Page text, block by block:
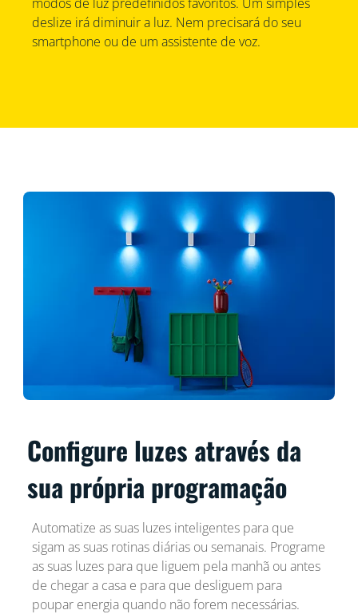
deslize irá diminuir a luz. Nem precisará do seu
smartphone ou de um assistente de voz.
Configure luzes através da
sua própria programação
Automatize as suas luzes inteligentes para que
sigam as suas rotinas diárias ou semanais. Programe
as suas luzes para que liguem pela manhã ou antes
de chegar a casa e para que desliguem para
poupar energia quando não forem necessárias.